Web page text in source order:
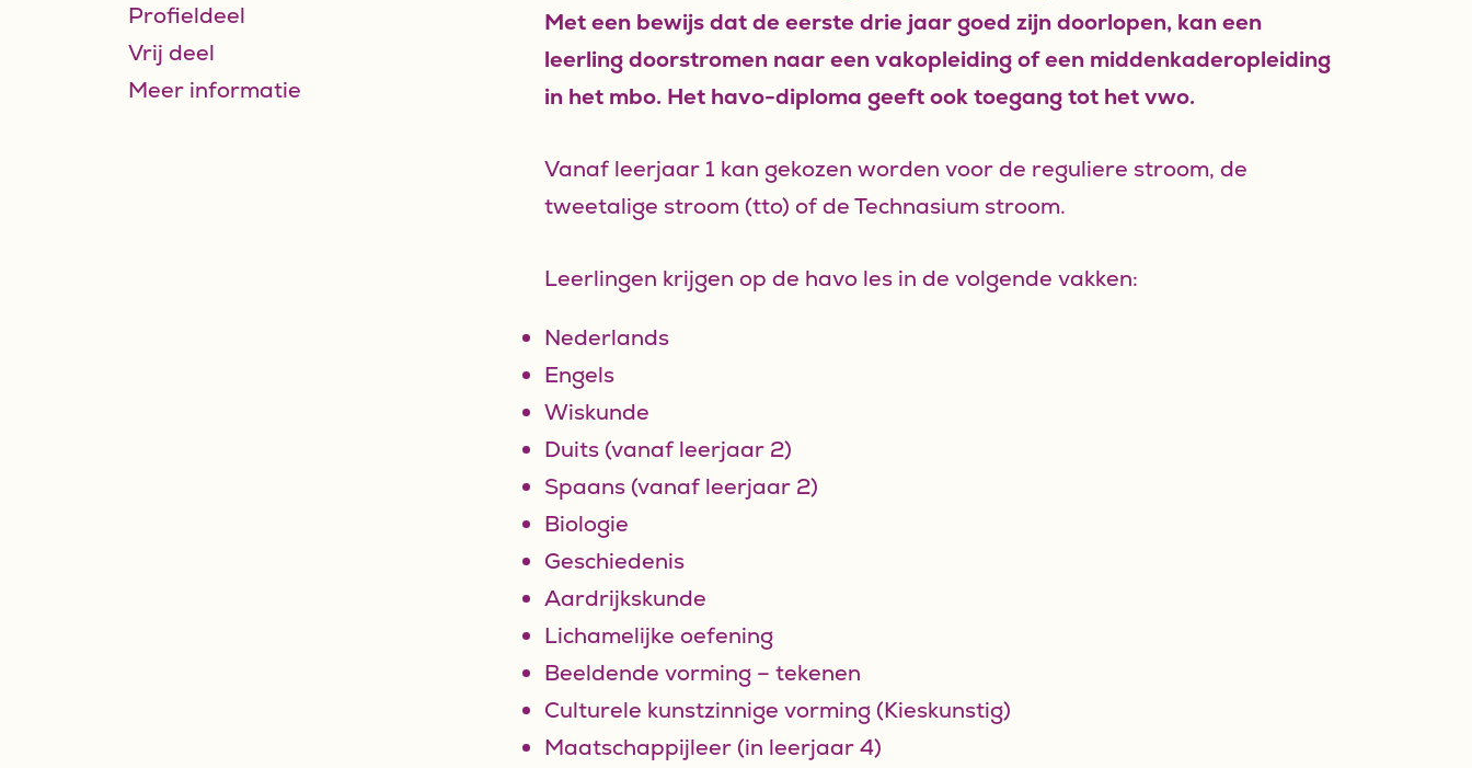
Profieldeel
Vrij deel
Meer informatie
Met een bewijs dat de eerste drie jaar goed zijn doorlopen, kan een
leerling doorstromen naar een vakopleiding of een middenkaderopleiding
in het mbo. Het havo-diploma geeft ook toegang tot het vwo.
Vanaf leerjaar 1 kan gekozen worden voor de reguliere stroom, de
tweetalige stroom (tto) of de Technasium stroom.
Leerlingen krijgen op de havo les in de volgende vakken:
Nederlands
Engels
Wiskunde
Duits (vanaf leerjaar 2)
Spaans (vanaf leerjaar 2)
Biologie
Geschiedenis
Aardrijkskunde
Lichamelijke oefening
Beeldende vorming – tekenen
Culturele kunstzinnige vorming (Kieskunstig)
Maatschappijleer (in leerjaar 4)